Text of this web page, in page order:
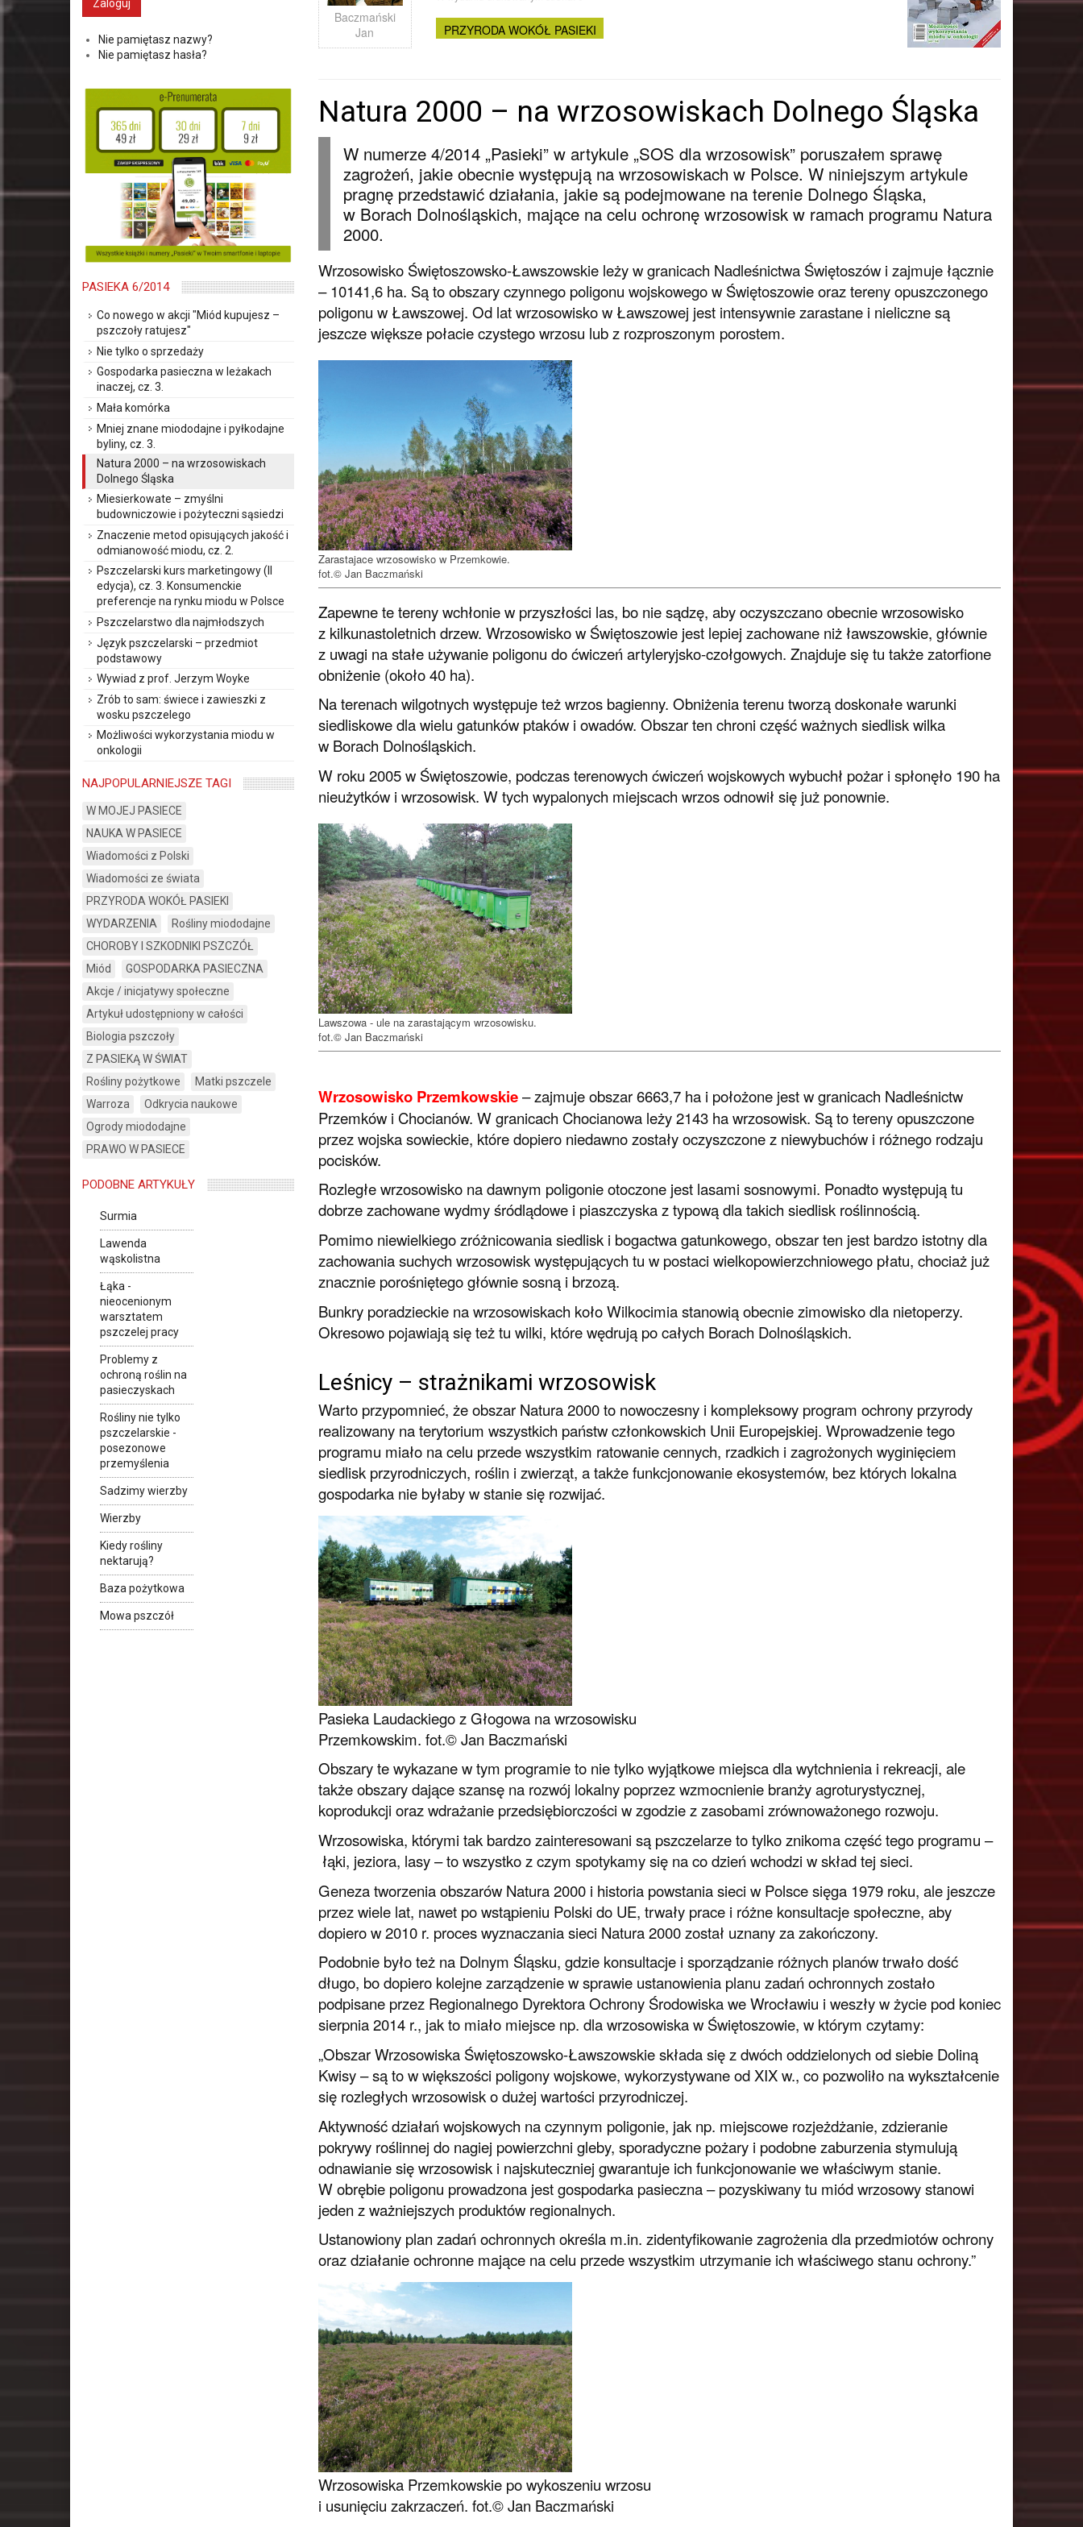
Baczmański
Jan
PRZYRODA WOKÓŁ PASIEKI
Natura 2000 – na wrzosowiskach Dolnego Śląska
W numerze 4/2014 „Pasieki” w artykule „SOS dla wrzosowisk” poruszałem sprawę
zagrożeń, jakie obecnie występują na wrzosowiskach w Polsce. W niniejszym artykule
pragnę przedstawić działania, jakie są podejmowane na terenie Dolnego Śląska,
w Borach Dolnośląskich, mające na celu ochronę wrzosowisk w ramach programu Natura
2000.
Wrzosowisko Świętoszowsko-Ławszowskie leży w granicach Nadleśnictwa Świętoszów i zajmuje łącznie
– 10141,6 ha. Są to obszary czynnego poligonu wojskowego w Świętoszowie oraz tereny opuszczonego
poligonu w Ławszowej. Od lat wrzosowisko w Ławszowej jest intensywnie zarastane i nieliczne są
jeszcze większe połacie czystego wrzosu lub z rozproszonym porostem.
Zarastajace wrzosowisko w Przemkowie.
fot.© Jan Baczmański
Zapewne te tereny wchłonie w przyszłości las, bo nie sądzę, aby oczyszczano obecnie wrzosowisko
z kilkunastoletnich drzew. Wrzosowisko w Świętoszowie jest lepiej zachowane niż ławszowskie, głównie
z uwagi na stałe używanie poligonu do ćwiczeń artyleryjsko-czołgowych. Znajduje się tu także zatorfione
obniżenie (około 40 ha).
Na terenach wilgotnych występuje też wrzos bagienny. Obniżenia terenu tworzą doskonałe warunki
siedliskowe dla wielu gatunków ptaków i owadów. Obszar ten chroni część ważnych siedlisk wilka
w Borach Dolnośląskich.
W roku 2005 w Świętoszowie, podczas terenowych ćwiczeń wojskowych wybuchł pożar i spłonęło 190 ha
nieużytków i wrzosowisk. W tych wypalonych miejscach wrzos odnowił się już ponownie.
Lawszowa - ule na zarastającym wrzosowisku.
fot.© Jan Baczmański
Wrzosowisko Przemkowskie– zajmuje obszar 6663,7 ha i położone jest w granicach Nadleśnictw
Przemków i Chocianów. W granicach Chocianowa leży 2143 ha wrzosowisk. Są to tereny opuszczone
przez wojska sowieckie, które dopiero niedawno zostały oczyszczone z niewybuchów i różnego rodzaju
pocisków.
Rozległe wrzosowisko na dawnym poligonie otoczone jest lasami sosnowymi. Ponadto występują tu
dobrze zachowane wydmy śródlądowe i piaszczyska z typową dla takich siedlisk roślinnością.
Pomimo niewielkiego zróżnicowania siedlisk i bogactwa gatunkowego, obszar ten jest bardzo istotny dla
zachowania suchych wrzosowisk występujących tu w postaci wielkopowierzchniowego płatu, chociaż już
znacznie porośniętego głównie sosną i brzozą.
Bunkry poradzieckie na wrzosowiskach koło Wilkocimia stanowią obecnie zimowisko dla nietoperzy.
Okresowo pojawiają się też tu wilki, które wędrują po całych Borach Dolnośląskich.
Leśnicy – strażnikami wrzosowisk
Warto przypomnieć, że obszar Natura 2000 to nowoczesny i kompleksowy program ochrony przyrody
realizowany na terytorium wszystkich państw członkowskich Unii Europejskiej. Wprowadzenie tego
programu miało na celu przede wszystkim ratowanie cennych, rzadkich i zagrożonych wyginięciem
siedlisk przyrodniczych, roślin i zwierząt, a także funkcjonowanie ekosystemów, bez których lokalna
gospodarka nie byłaby w stanie się rozwijać.
Pasieka Laudackiego z Głogowa na wrzosowisku
Przemkowskim. fot.© Jan Baczmański
Obszary te wykazane w tym programie to nie tylko wyjątkowe miejsca dla wytchnienia i rekreacji, ale
także obszary dające szansę na rozwój lokalny poprzez wzmocnienie branży agroturystycznej,
koprodukcji oraz wdrażanie przedsiębiorczości w zgodzie z zasobami zrównoważonego rozwoju.
Wrzosowiska, którymi tak bardzo zainteresowani są pszczelarze to tylko znikoma część tego programu –
łąki, jeziora, lasy – to wszystko z czym spotykamy się na co dzień wchodzi w skład tej sieci.
Geneza tworzenia obszarów Natura 2000 i historia powstania sieci w Polsce sięga 1979 roku, ale jeszcze
przez wiele lat, nawet po wstąpieniu Polski do UE, trwały prace i różne konsultacje społeczne, aby
dopiero w 2010 r. proces wyznaczania sieci Natura 2000 został uznany za zakończony.
Podobnie było też na Dolnym Śląsku, gdzie konsultacje i sporządzanie różnych planów trwało dość
długo, bo dopiero kolejne zarządzenie w sprawie ustanowienia planu zadań ochronnych zostało
podpisane przez Regionalnego Dyrektora Ochrony Środowiska we Wrocławiu i weszły w życie pod koniec
sierpnia 2014 r., jak to miało miejsce np. dla wrzosowiska w Świętoszowie, w którym czytamy:
„Obszar Wrzosowiska Świętoszowsko-Ławszowskie składa się z dwóch oddzielonych od siebie Doliną
Kwisy – są to w większości poligony wojskowe, wykorzystywane od XIX w., co pozwoliło na wykształcenie
się rozległych wrzosowisk o dużej wartości przyrodniczej.
Aktywność działań wojskowych na czynnym poligonie, jak np. miejscowe rozjeżdżanie, zdzieranie
pokrywy roślinnej do nagiej powierzchni gleby, sporadyczne pożary i podobne zaburzenia stymulują
odnawianie się wrzosowisk i najskuteczniej gwarantuje ich funkcjonowanie we właściwym stanie.
W obrębie poligonu prowadzona jest gospodarka pasieczna – pozyskiwany tu miód wrzosowy stanowi
jeden z ważniejszych produktów regionalnych.
Ustanowiony plan zadań ochronnych określa m.in. zidentyfikowanie zagrożenia dla przedmiotów ochrony
oraz działanie ochronne mające na celu przede wszystkim utrzymanie ich właściwego stanu ochrony.”
Wrzosowiska Przemkowskie po wykoszeniu wrzosu
i usunięciu zakrzaczeń. fot.© Jan Baczmański
Nie pamiętasz nazwy?
Nie pamiętasz hasła?
PASIEKA 6/2014
Co nowego w akcji "Miód kupujesz –
pszczoły ratujesz"
Nie tylko o sprzedaży
Gospodarka pasieczna w leżakach
inaczej, cz. 3.
Mała komórka
Mniej znane miododajne i pyłkodajne
byliny, cz. 3.
Natura 2000 – na wrzosowiskach
Dolnego Śląska
Miesierkowate – zmyślni
budowniczowie i pożyteczni sąsiedzi
Znaczenie metod opisujących jakość i
odmianowość miodu, cz. 2.
Pszczelarski kurs marketingowy (II
edycja), cz. 3. Konsumenckie
preferencje na rynku miodu w Polsce
Pszczelarstwo dla najmłodszych
Język pszczelarski – przedmiot
podstawowy
Wywiad z prof. Jerzym Woyke
Zrób to sam: świece i zawieszki z
wosku pszczelego
Możliwości wykorzystania miodu w
onkologii
NAJPOPULARNIEJSZE TAGI
W MOJEJ PASIECE
NAUKA W PASIECE
Wiadomości z Polski
Wiadomości ze świata
PRZYRODA WOKÓŁ PASIEKI
WYDARZENIA
Rośliny miododajne
CHOROBY I SZKODNIKI PSZCZÓŁ
Miód
GOSPODARKA PASIECZNA
Akcje / inicjatywy społeczne
Artykuł udostępniony w całości
Biologia pszczoły
Z PASIEKĄ W ŚWIAT
Rośliny pożytkowe
Matki pszczele
Warroza
Odkrycia naukowe
Ogrody miododajne
PRAWO W PASIECE
PODOBNE ARTYKUŁY
Surmia
Lawenda
wąskolistna
Łąka -
nieocenionym
warsztatem
pszczelej pracy
Problemy z
ochroną roślin na
pasieczyskach
Rośliny nie tylko
pszczelarskie -
posezonowe
przemyślenia
Sadzimy wierzby
Wierzby
Kiedy rośliny
nektarują?
Baza pożytkowa
Mowa pszczół